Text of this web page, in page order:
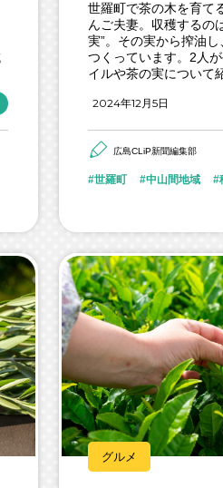
世羅町で茶の木を育て
んご夫妻。収穫するの
実”。その実から搾油
つくっています。2人
イルや茶の実について
2024年12月5日
広島CLiP新聞編集部
世羅町 中山間地域
グルメ